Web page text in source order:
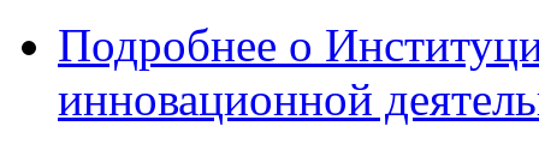
Подробнее о
инновационной